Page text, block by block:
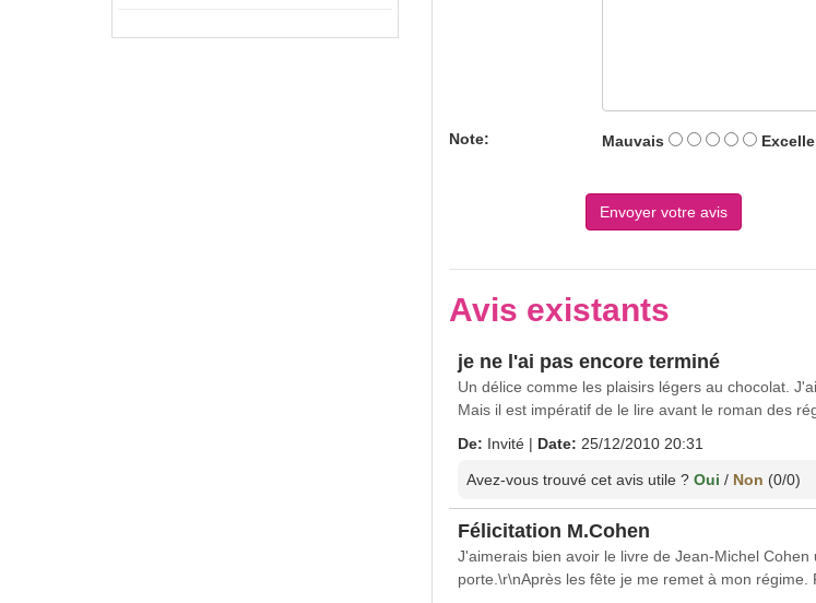
Note: Mauvais
Avis existants
je ne l'ai pas encore terminé
Un délice comme les plaisirs légers au chocolat.
Mais il est impératif de le lire avant le roman des
De: Invité | Date: 25/12/2010 20:31
Avez-vous trouvé cet avis utile ? Oui / Non (0/0)
Félicitation M.Cohen
J'aimerais bien avoir le livre de Jean-Michel
porte.\r\nAprès les fête je me remet à mon